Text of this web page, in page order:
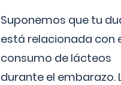
Suponemos que tu
está relacionada con
consumo de lácteos
durante el embarazo.